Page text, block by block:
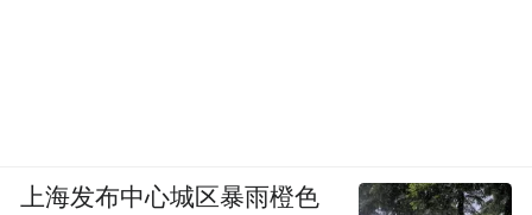
上海发布中心城区暴雨橙色